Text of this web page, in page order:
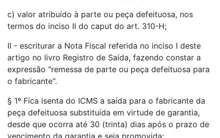
c) valor atribuído à parte ou peça defeituosa, nos
termos do inciso II do caput do art. 310-H;
II - escriturar a Nota Fiscal referida no inciso I deste
artigo no livro Registro de Saída, fazendo constar a
expressão "remessa de parte ou peça defeituosa para
o fabricante".
§ 1º Fica isenta do ICMS a saída para o fabricante da
peça defeituosa substituída em virtude de garantia,
desde que ocorra até 30 (trinta) dias após o prazo de
vencimento da garantia e seja promovida: